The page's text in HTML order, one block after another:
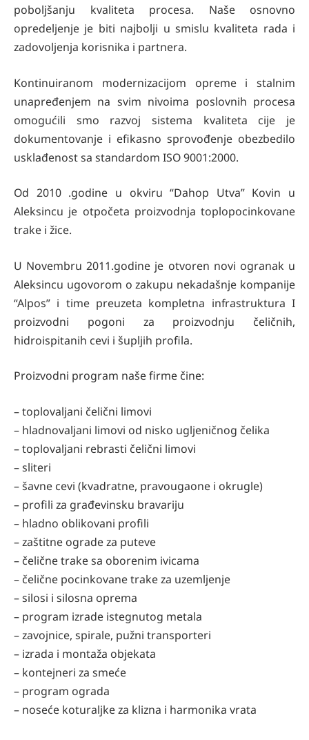
poboljšanju kvaliteta procesa. Naše osnovno
opredeljenje je biti najbolji u smislu kvaliteta rada i
zadovoljenja korisnika i partnera.
Kontinuiranom modernizacijom opreme i stalnim
unapređenjem na svim nivoima poslovnih procesa
omogućili smo razvoj sistema kvaliteta cije je
dokumentovanje i efikasno sprovođenje obezbedilo
usklađenost sa standardom ISO 9001:2000.
Od 2010 .godine u okviru “Dahop Utva” Kovin u
Aleksincu je otpočeta proizvodnja toplopocinkovane
trake i žice.
U Novembru 2011.godine je otvoren novi ogranak u
Aleksincu ugovorom o zakupu nekadašnje kompanije
“Alpos” i time preuzeta kompletna infrastruktura I
proizvodni pogoni za proizvodnju čeličnih,
hidroispitanih cevi i šupljih profila.
Proizvodni program naše firme čine:
– toplovaljani čelični limovi
– hladnovaljani limovi od nisko ugljeničnog čelika
– toplovaljani rebrasti čelični limovi
– sliteri
– šavne cevi (kvadratne, pravougaone i okrugle)
– profili za građevinsku bravariju
– hladno oblikovani profili
– zaštitne ograde za puteve
– čelične trake sa oborenim ivicama
– čelične pocinkovane trake za uzemljenje
– silosi i silosna oprema
– program izrade istegnutog metala
– zavojnice, spirale, pužni transporteri
– izrada i montaža objekata
– kontejneri za smeće
– program ograda
– noseće koturaljke za klizna i harmonika vrata